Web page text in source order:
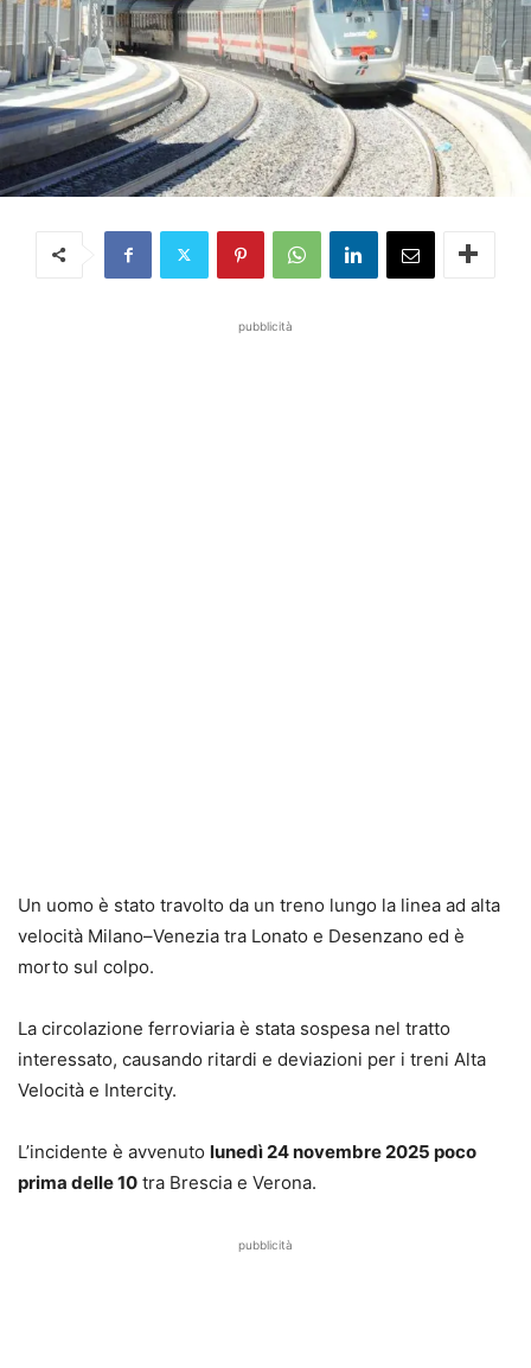
pubblicità
Un uomo è stato travolto da un treno lungo la linea ad alta
velocità Milano–Venezia tra Lonato e Desenzano ed è
morto sul colpo.
La circolazione ferroviaria è stata sospesa nel tratto
interessato, causando ritardi e deviazioni per i treni Alta
Velocità e Intercity.
L’incidente è avvenuto lunedì 24 novembre 2025 poco
prima delle 10 tra Brescia e Verona.
pubblicità